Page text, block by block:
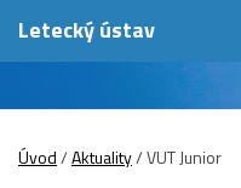
Letecký ústav
Úvod/Aktuality/VUT Junior